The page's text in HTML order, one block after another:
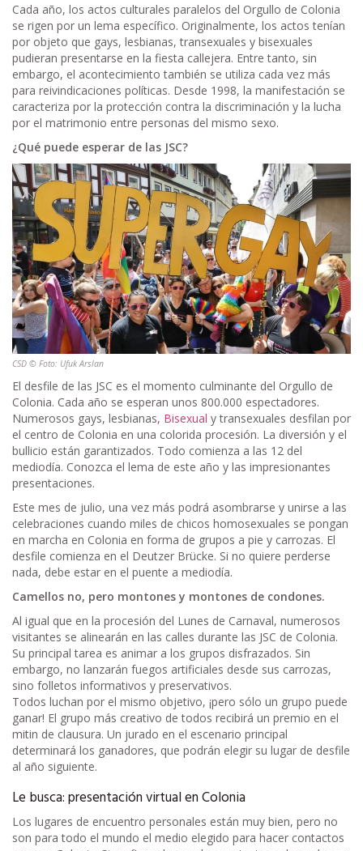
Cada año, los actos culturales paralelos del Orgullo de Colonia
se rigen por un lema específico. Originalmente, los actos tenían
por objeto que gays, lesbianas, transexuales y bisexuales
pudieran presentarse en la fiesta callejera. Entre tanto, sin
embargo, el acontecimiento también se utiliza cada vez más
para reivindicaciones políticas. Desde 1998, la manifestación se
caracteriza por la protección contra la discriminación y la lucha
por el matrimonio entre personas del mismo sexo.
¿Qué puede esperar de las JSC?
CSD © Foto: Ufuk Arslan
El desfile de las JSC es el momento culminante del Orgullo de
Colonia. Cada año se esperan unos 800.000 espectadores.
Numerosos gays, lesbianas, Bisexual y transexuales desfilan por
el centro de Colonia en una colorida procesión. La diversión y el
bullicio están garantizados. Todo comienza a las 12 del
mediodía. Conozca el lema de este año y las impresionantes
presentaciones.
Este mes de julio, una vez más podrá asombrarse y unirse a las
celebraciones cuando miles de chicos homosexuales se pongan
en marcha en Colonia en forma de grupos a pie y carrozas. El
desfile comienza en el Deutzer Brücke. Si no quiere perderse
nada, debe estar en el puente a mediodía.
Camellos no, pero montones y montones de condones.
Al igual que en la procesión del Lunes de Carnaval, numerosos
visitantes se alinearán en las calles durante las JSC de Colonia.
Su principal tarea es animar a los grupos disfrazados. Sin
embargo, no lanzarán fuegos artificiales desde sus carrozas,
sino folletos informativos y preservativos.
Todos luchan por el mismo objetivo, ¡pero sólo un grupo puede
ganar! El grupo más creativo de todos recibirá un premio en el
mitin de clausura. Un jurado en el escenario principal
determinará los ganadores, que podrán elegir su lugar de desfile
al año siguiente.
Le busca: presentación virtual en Colonia
Los lugares de encuentro personales están muy bien, pero no
son para todo el mundo el medio elegido para hacer contactos